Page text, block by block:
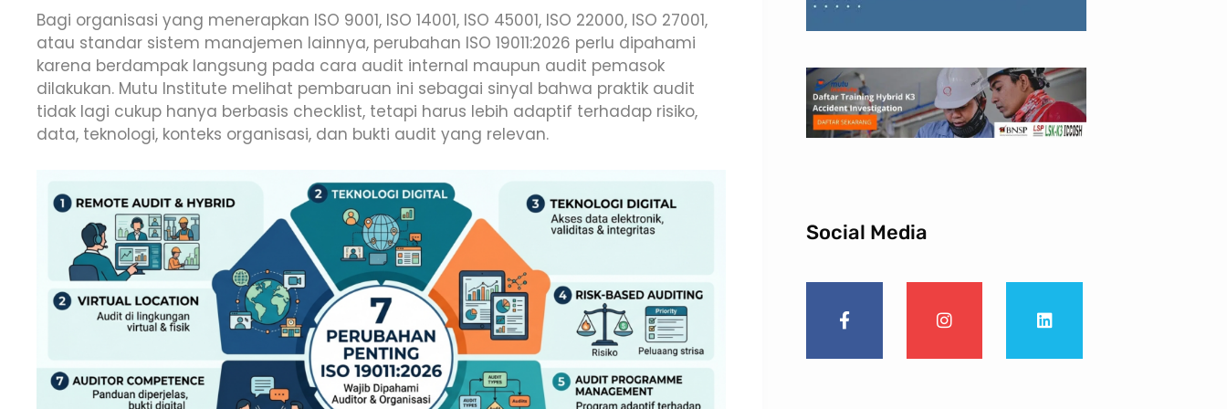
Bagi organisasi yang menerapkan ISO 9001, ISO 14001, ISO 45001, ISO 22000, ISO 27001,
atau standar sistem manajemen lainnya, perubahan ISO 19011:2026 perlu dipahami
karena berdampak langsung pada cara audit internal maupun audit pemasok
dilakukan. Mutu Institute melihat pembaruan ini sebagai sinyal bahwa praktik audit
tidak lagi cukup hanya berbasis checklist, tetapi harus lebih adaptif terhadap risiko,
data, teknologi, konteks organisasi, dan bukti audit yang relevan.
Social Media